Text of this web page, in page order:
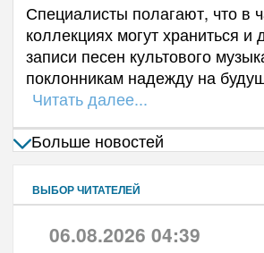
Специалисты полагают, что в
коллекциях могут храниться и
записи песен культового
поклонникам надежду на
Читать далее...
Больше новостей
ВЫБОР ЧИТАТЕЛЕЙ
06.08.2026 04:39